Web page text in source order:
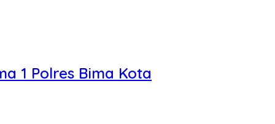
1 Polres Bima Kota